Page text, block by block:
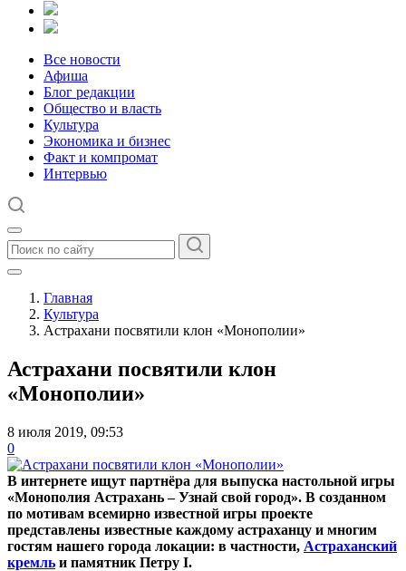
Все новости
Афиша
Блог редакции
Общество и власть
Культура
Экономика и бизнес
Факт и компромат
Интервью
Главная
Культура
Астрахани посвятили клон «Монополии»
Астрахани посвятили клон
«Монополии»
8 июля 2019, 09:53
0
В интернете ищут партнёра для выпуска настольной игры
«Монополия Астрахань – Узнай свой город». В созданном
по мотивам всемирно известной игры проекте
представлены известные каждому астраханцу и многим
гостям нашего города локации: в частности, Астраханский
кремль и памятник Петру I.